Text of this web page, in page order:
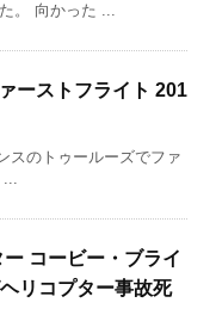
。 向かった ...
ーストフライト 201
スのトゥールーズでファ
...
コービー・ブライ
リコプター事故死